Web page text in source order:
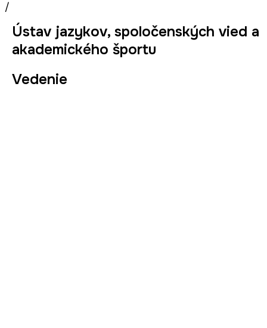
/
Ústav jazykov, spoločenských vied a
akademického športu
Vedenie